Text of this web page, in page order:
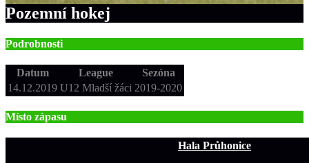
Pozemní hokej
Podrobnosti
Datum League
Sezóna
14.12.2019 U12 Mladší žáci 2019-2020
Místo zápasu
Hala Průhonice